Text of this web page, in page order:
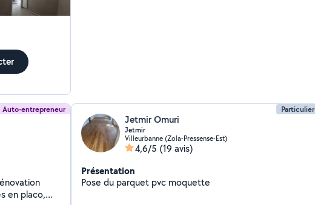
Auto-entrepreneur
en placo,
Particulier
Jetmir Omuri
Jetmir
Villeurbanne (Zola-Pressense-Est)
4,6/5 (19 avis)
Présentation
Pose du parquet pvc moquette